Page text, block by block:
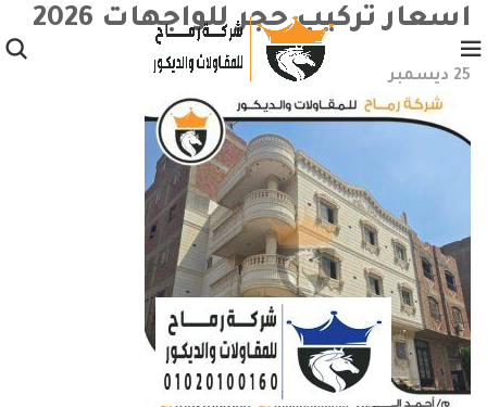
اسعار تركيب حجر للواجهات 2026
25 ديسمبر